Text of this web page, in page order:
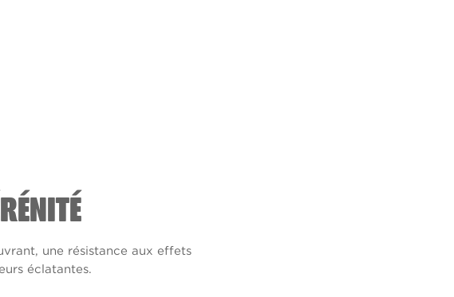
une résistance aux effets
éclatantes.